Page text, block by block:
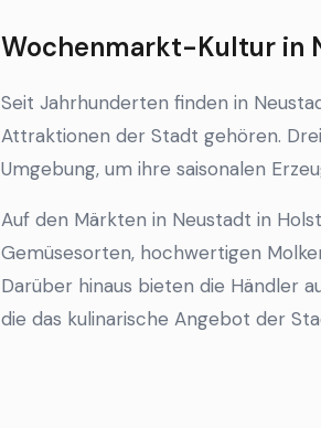
Wochenmarkt-Kultur in
Seit Jahrhunderten finden in
Attraktionen der Stadt gehören.
Umgebung, um ihre saisonalen
Auf den Märkten in Neustadt in
Gemüsesorten, hochwertigen
Darüber hinaus bieten die Händler
die das kulinarische Angebot der